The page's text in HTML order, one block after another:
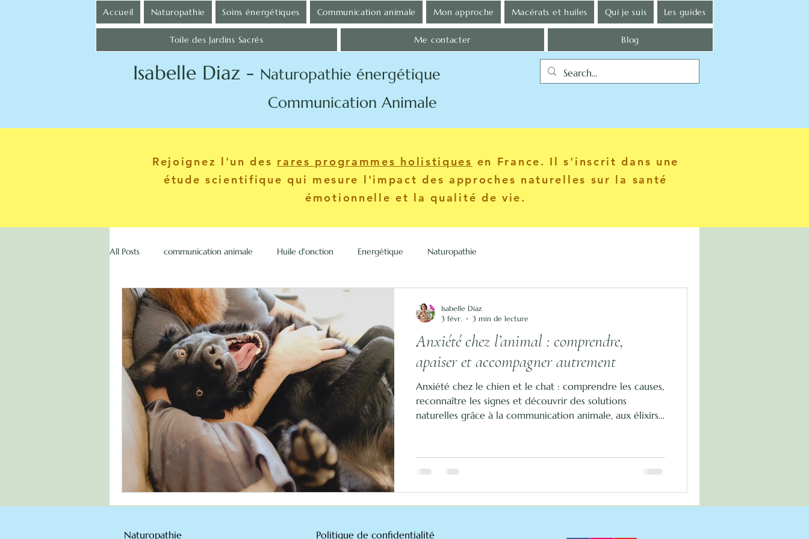
Accueil Naturopathie Soins énergétiques Communication animale Mon approche Macérats et huiles Qui je suis Les guides
Toile des Jardins Sacrés Me contacter Blog
Isabelle Diaz - Naturopathie énergétique
Communication Animale
Rejoignez l'un des rares programmes holistiques en France. Il s'inscrit dans une
étude scientifique qui mesure l'impact des approches naturelles sur la santé
émotionnelle et la qualité de vie.
All Posts communication animale Huile d'onction Energétique Naturopathie
Anxiété chez l’animal : comprendre,
apaiser et accompagner autrement
Anxiété chez le chien et le chat : comprendre les causes,
reconnaître les signes et découvrir des solutions
naturelles grâce à la communication animale, aux élixirs
Isabelle Diaz
3 févr.
3 min de lecture
Naturopathie Politique de confidentialité